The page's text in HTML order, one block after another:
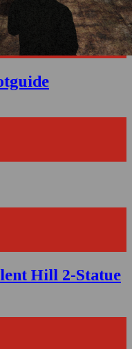
Hill 2-Statue